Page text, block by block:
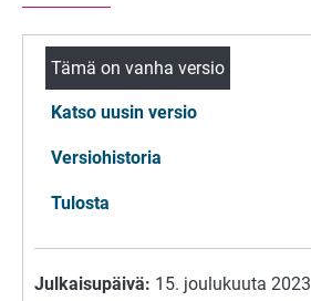
Tämä on vanha versio
Katso uusin versio
Versiohistoria
Tulosta
Julkaisupäivä: 15. joulukuuta 2023